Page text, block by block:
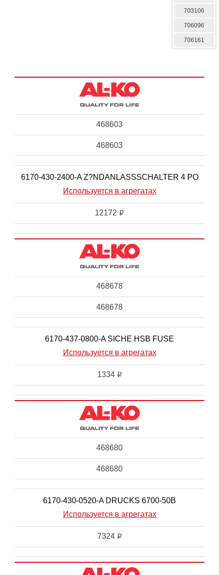
703106
706096
706161
468603
468603
6170-430-2400-A Z?NDANLASSSCHALTER 4 PO
Используется в агрегатах
12172 i
468678
468678
6170-437-0800-A SICHE HSB FUSE
Используется в агрегатах
1334 i
468680
468680
6170-430-0520-A DRUCKS 6700-50B
Используется в агрегатах
7324 i